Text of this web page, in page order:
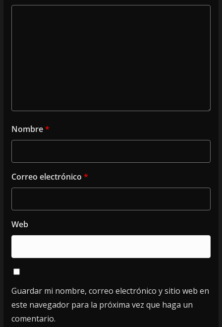
Nombre*
Correo electrónico *
Web
Guardar mi nombre, correo electrónico y sitio web en
este navegador para la próxima vez que haga un
comentario.